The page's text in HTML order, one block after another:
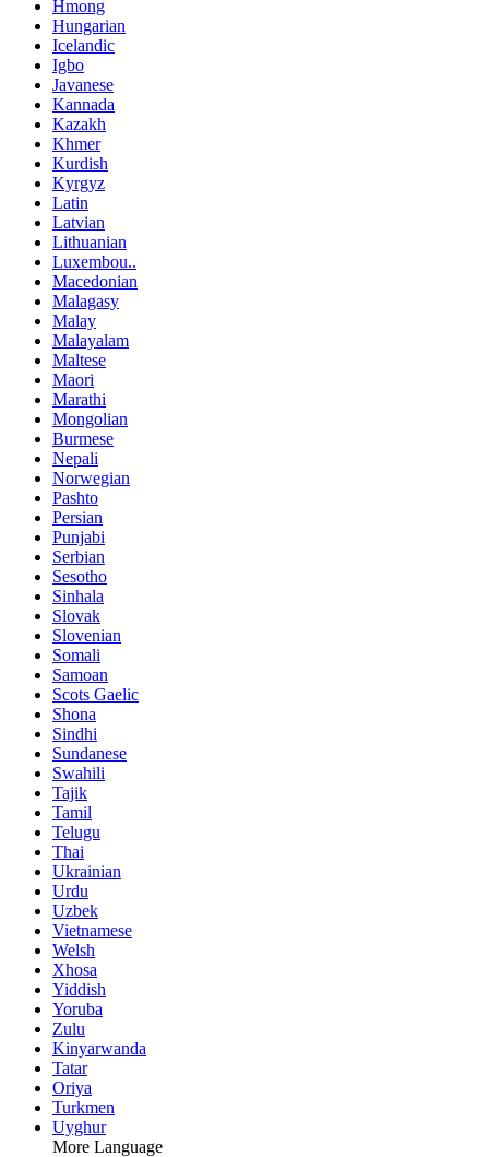
Hmong
Hungarian
Icelandic
Igbo
Javanese
Kannada
Kazakh
Khmer
Kurdish
Kyrgyz
Latin
Latvian
Lithuanian
Luxembou..
Macedonian
Malagasy
Malay
Malayalam
Maltese
Maori
Marathi
Mongolian
Burmese
Nepali
Norwegian
Pashto
Persian
Punjabi
Serbian
Sesotho
Sinhala
Slovak
Slovenian
Somali
Samoan
Scots Gaelic
Shona
Sindhi
Sundanese
Swahili
Tajik
Tamil
Telugu
Thai
Ukrainian
Urdu
Uzbek
Vietnamese
Welsh
Xhosa
Yiddish
Yoruba
Zulu
Kinyarwanda
Tatar
Oriya
Turkmen
Uyghur
More Language